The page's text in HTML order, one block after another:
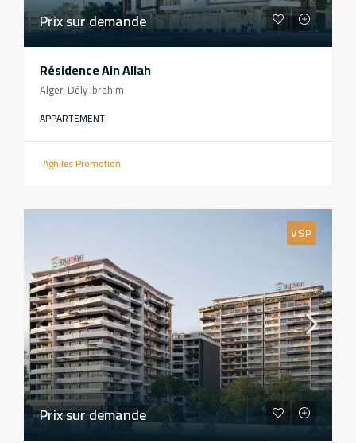
Prix sur demande
Résidence Ain Allah
Alger, Dély Ibrahim
APPARTEMENT
Aghiles Promotion
VSP
Prix sur demande